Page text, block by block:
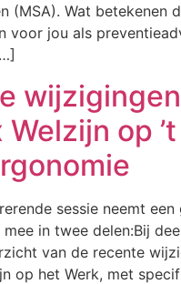
(MSA). Wat betekenen
voor jou als
op
sessie neemt
in twee delen:Bij
van de recente
op het Werk, met